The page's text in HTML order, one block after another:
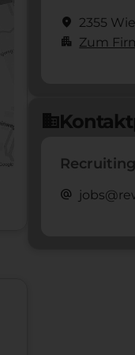
location_on 2355
apartment Zum
domain
alternate_email